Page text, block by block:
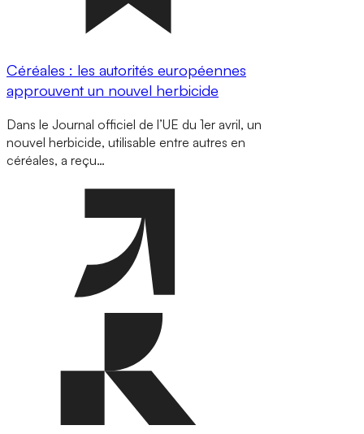
Céréales : les autorités européennes
approuvent un nouvel herbicide
Dans le Journal officiel de l’UE du 1er avril, un
nouvel herbicide, utilisable entre autres en
céréales, a reçu…